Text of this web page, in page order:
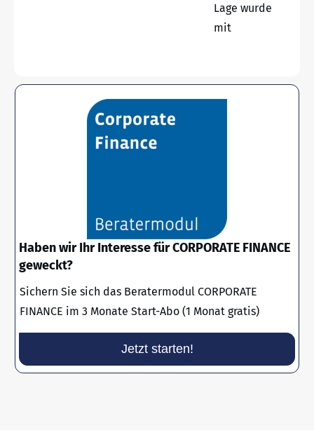
Lage wurde
mit
Haben wir Ihr Interesse für CORPORATE FINANCE
geweckt?
Sichern Sie sich das Beratermodul CORPORATE
FINANCE im 3 Monate Start-Abo (1 Monat gratis)
Jetzt starten!